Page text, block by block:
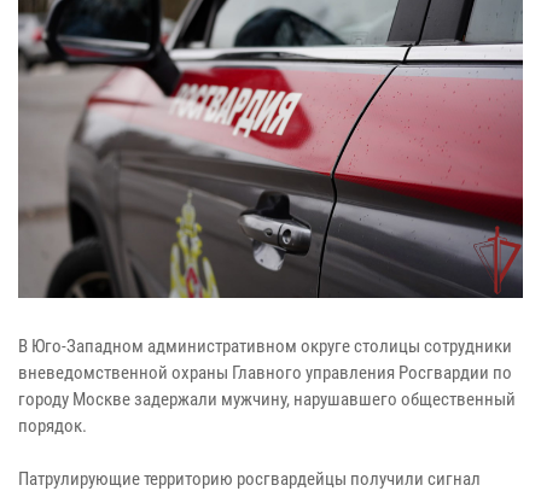
В Юго-Западном административном округе столицы сотрудники
вневедомственной охраны Главного управления Росгвардии по
городу Москве задержали мужчину, нарушавшего общественный
порядок.
Патрулирующие территорию росгвардейцы получили сигнал